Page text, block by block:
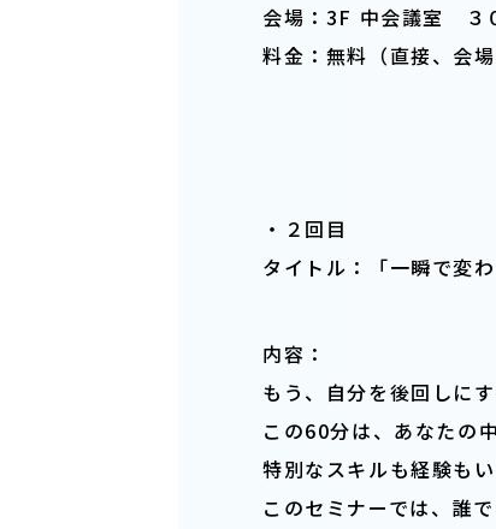
会場： 3F 中会議室 ３
料金：無料（直接、会
・２回目
タイトル：「一瞬で変
内容：
もう、自分を後回しに
この60分は、あなたの
特別なスキルも経験も
このセミナーでは、誰